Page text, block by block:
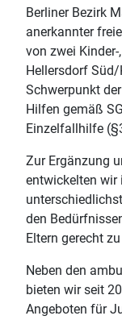
Berliner Bezirk
anerkannter
von zwei
Hellersdorf
Schwerpunkt
Hilfen gemäß
Einzelfallhilfe
Zur Ergänzung
entwickelten wir
den
Eltern gerecht
Neben den
bieten wir seit
Angeboten für